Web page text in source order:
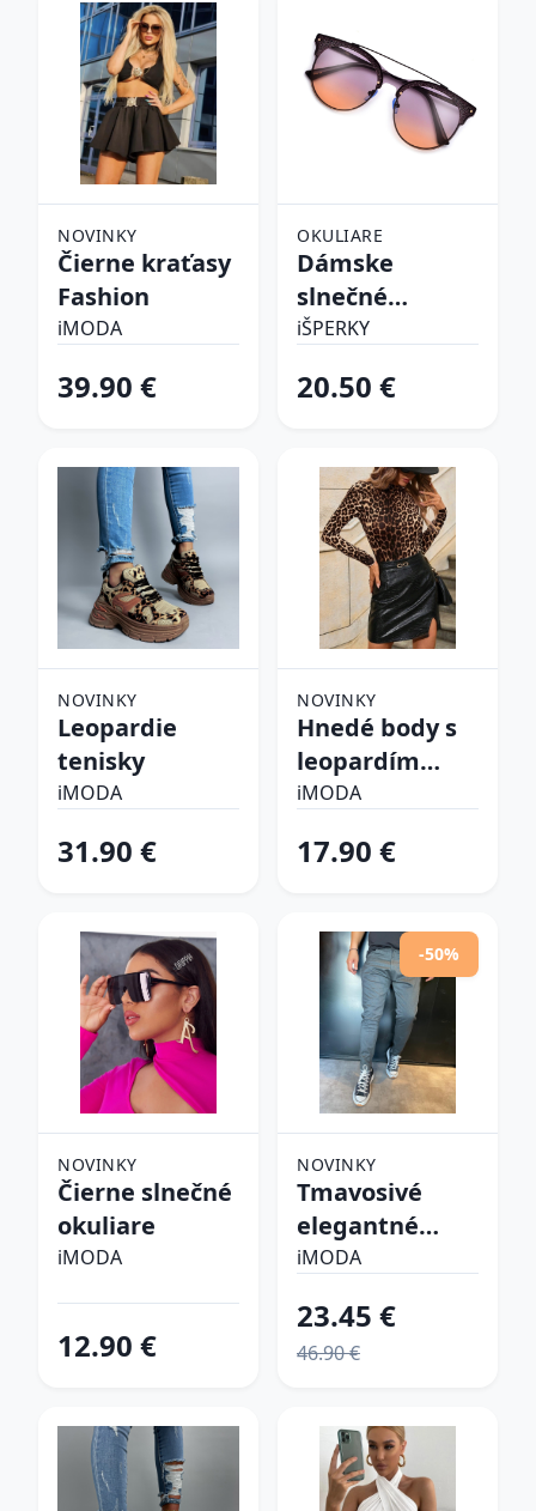
NOVINKY
Čierne kraťasy
Fashion
iMODA
39.90 €
OKULIARE
Dámske
slnečné
okuliare
iŠPERKY
20.50 €
NOVINKY
Leopardie
tenisky
iMODA
31.90 €
NOVINKY
Hnedé body s
leopardím
vzorom
iMODA
17.90 €
NOVINKY
Čierne slnečné
okuliare
iMODA
12.90 €
-50%
NOVINKY
Tmavosivé
elegantné
nohavice
iMODA
23.45 €
46.90 €